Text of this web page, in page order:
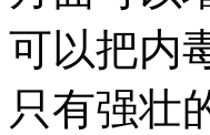
可以把内
只有强壮